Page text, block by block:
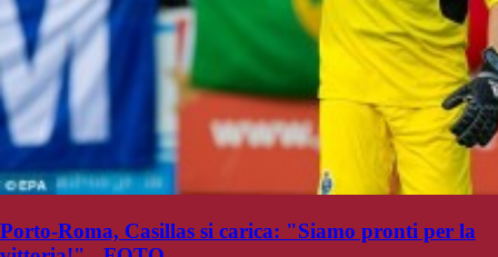
Porto-Roma, Casillas si carica: "Siamo pronti per la